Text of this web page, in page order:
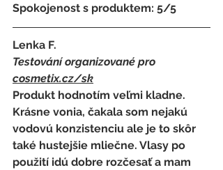
Spokojenost s produktem: 5/5
Lenka F.
Testování organizované pro
cosmetix.cz/sk
Produkt hodnotím veľmi kladne.
Krásne vonia, čakala som nejakú
vodovú konzistenciu ale je to skôr
také hustejšie mliečne. Vlasy po
použití idú dobre rozčesať a mam